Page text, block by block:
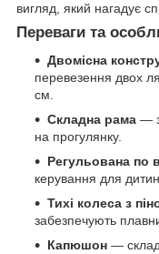
вигляд, який нагадує
Переваги та
Двомісна
перевезення двох
см.
Складна рама —
на прогулянку.
Регульована по
керування для
Тихі колеса з
забезпечують
Капюшон —